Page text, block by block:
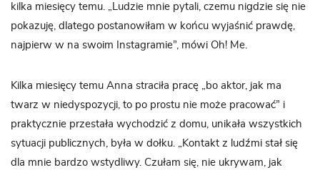
kilka miesięcy temu. „Ludzie mnie pytali, czemu nigdzie się nie
pokazuję, dlatego postanowiłam w końcu wyjaśnić prawdę,
najpierw w na swoim Instagramie”, mówi Oh! Me.
Kilka miesięcy temu Anna straciła pracę „bo aktor, jak ma
twarz w niedyspozycji, to po prostu nie może pracować” i
praktycznie przestała wychodzić z domu, unikała wszystkich
sytuacji publicznych, była w dołku. „Kontakt z ludźmi stał się
dla mnie bardzo wstydliwy. Czułam się, nie ukrywam, jak